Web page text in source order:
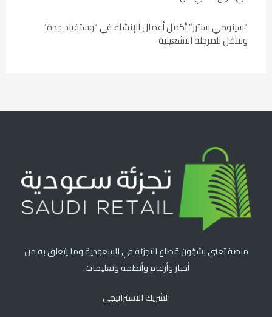
“سينومي سنترز” تُكمل أعمال الإنشاء في “وستفيلد جدة”
وتنتقل للمرحلة التشغيلية
منصة تعني بشؤون قطاع التجزئة في السعودية وما يتعلق به من
أخبار وأرقام وأنظمة وتعليمات.
الشريك الاستراتيجي